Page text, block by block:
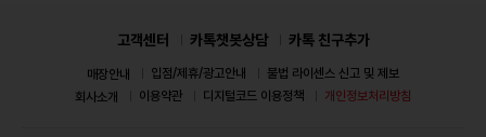
고객센터 카톡챗봇상담 카톡 친구추가
매장안내 입점/제휴/광고안내
불법 라이센스 신고 및 제보
회사소개
이용약관 디지털코드 이용정책 개인정보처리방침